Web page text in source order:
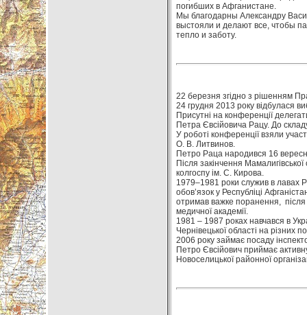
погибших в Афганистане.
Мы благодарны Александру
выстояли и делают все, чтобы
тепло и заботу.
22 березня згідно з рішенням
24 грудня 2013 року відбулася
Присутні на конференції
Петра Євсійовича Рацу. До
У роботі конференції взяли
О. В. Литвинов.
Петро Раца народився 16
Після закінчення
колгоспу ім. С. Кирова.
1979–1981 роки служив в лавах
обов’язок у Республіці
отримав важке поранення, після
медичної академії.
1981 – 1987 роках навчався в
Чернівецької області на різних
2006 року займає посаду
Петро Євсійович приймає
Новоселицької районної